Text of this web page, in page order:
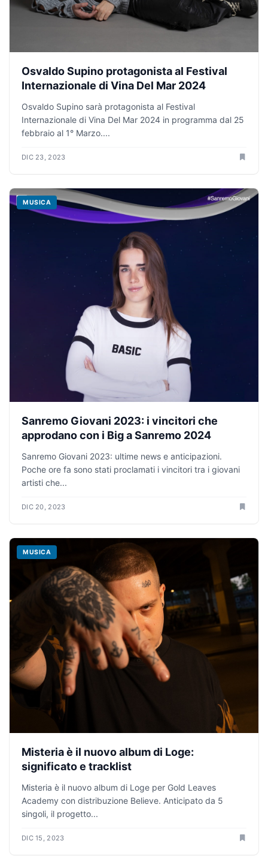
Osvaldo Supino protagonista al Festival
Internazionale di Vina Del Mar 2024
Osvaldo Supino sarà protagonista al Festival
Internazionale di Vina Del Mar 2024 in programma dal 25
febbraio al 1° Marzo....
DIC 23, 2023
MUSICA
Sanremo Giovani 2023: i vincitori che
approdano con i Big a Sanremo 2024
Sanremo Giovani 2023: ultime news e anticipazioni.
Poche ore fa sono stati proclamati i vincitori tra i giovani
artisti che...
DIC 20, 2023
MUSICA
Misteria è il nuovo album di Loge:
significato e tracklist
Misteria è il nuovo album di Loge per Gold Leaves
Academy con distribuzione Believe. Anticipato da 5
singoli, il progetto...
DIC 15, 2023